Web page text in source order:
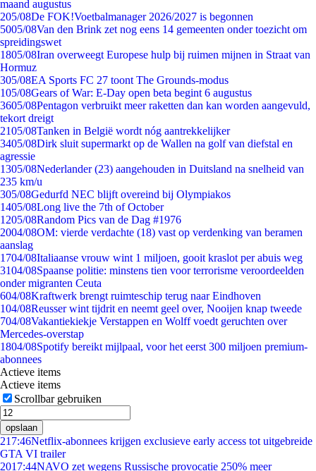
maand augustus
205/08De FOK!Voetbalmanager 2026/2027 is begonnen
5005/08Van den Brink zet nog eens 14 gemeenten onder toezicht om
spreidingswet
1805/08Iran overweegt Europese hulp bij ruimen mijnen in Straat van
Hormuz
305/08EA Sports FC 27 toont The Grounds-modus
105/08Gears of War: E-Day open beta begint 6 augustus
3605/08Pentagon verbruikt meer raketten dan kan worden aangevuld,
tekort dreigt
2105/08Tanken in België wordt nóg aantrekkelijker
3405/08Dirk sluit supermarkt op de Wallen na golf van diefstal en
agressie
1305/08Nederlander (23) aangehouden in Duitsland na snelheid van
235 km/u
305/08Gedurfd NEC blijft overeind bij Olympiakos
1405/08Long live the 7th of October
1205/08Random Pics van de Dag #1976
2004/08OM: vierde verdachte (18) vast op verdenking van beramen
aanslag
1704/08Italiaanse vrouw wint 1 miljoen, gooit kraslot per abuis weg
3104/08Spaanse politie: minstens tien voor terrorisme veroordeelden
onder migranten Ceuta
604/08Kraftwerk brengt ruimteschip terug naar Eindhoven
104/08Reusser wint tijdrit en neemt geel over, Nooijen knap tweede
704/08Vakantiekiekje Verstappen en Wolff voedt geruchten over
Mercedes-overstap
1804/08Spotify bereikt mijlpaal, voor het eerst 300 miljoen premium-
abonnees
Actieve items
Actieve items
Scrollbar gebruiken
opslaan
217:46Netflix-abonnees krijgen exclusieve early access tot uitgebreide
GTA VI trailer
2017:44NAVO zet wegens Russische provocatie 250% meer